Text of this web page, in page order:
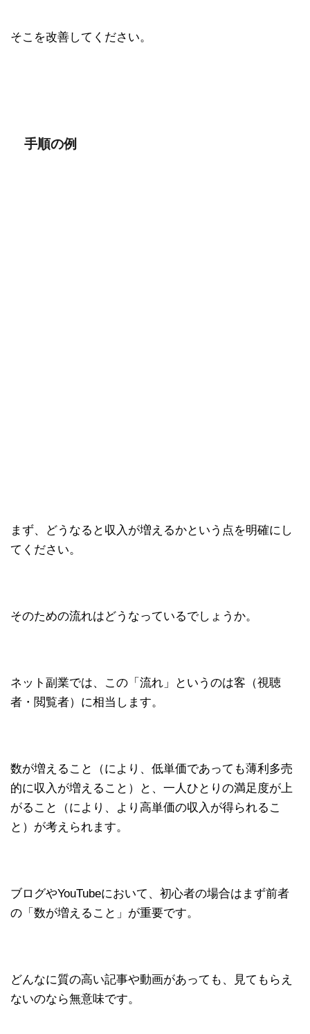
そこを改善してください。
手順の例
まず、どうなると収入が増えるかという点を明確にし
てください。
そのための流れはどうなっているでしょうか。
ネット副業では、この「流れ」というのは客（視聴
者・閲覧者）に相当します。
数が増えること（により、低単価であっても薄利多売
的に収入が増えること）と、一人ひとりの満足度が上
がること（により、より高単価の収入が得られるこ
と）が考えられます。
ブログやYouTubeにおいて、初心者の場合はまず前者
の「数が増えること」が重要です。
どんなに質の高い記事や動画があっても、見てもらえ
ないのなら無意味です。